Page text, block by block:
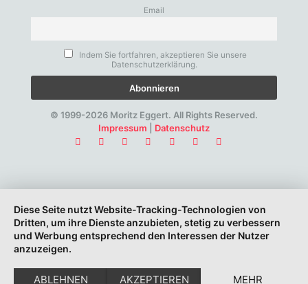
Email
Indem Sie fortfahren, akzeptieren Sie unsere
Datenschutzerklärung.
© 1999-2026 Moritz Eggert. All Rights Reserved.
Impressum
Datenschutz
Diese Seite nutzt Website-Tracking-Technologien von
Dritten, um ihre Dienste anzubieten, stetig zu verbessern
und Werbung entsprechend den Interessen der Nutzer
anzuzeigen.
ABLEHNEN AKZEPTIEREN MEHR